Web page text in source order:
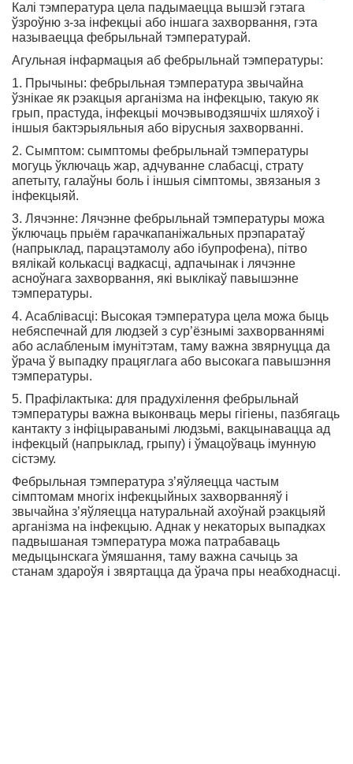
Калі тэмпература цела падымаецца вышэй гэтага
ўзроўню з-за інфекцыі або іншага захворвання, гэта
называецца фебрыльнай тэмпературай.
Агульная інфармацыя аб фебрыльнай тэмпературы:
1. Прычыны: фебрыльная тэмпература звычайна
ўзнікае як рэакцыя арганізма на інфекцыю, такую як
грып, прастуда, інфекцыі мочэвыводзяшчіх шляхоў і
іншыя бактэрыяльныя або вірусныя захворванні.
2. Сымптом: сымптомы фебрыльнай тэмпературы
могуць ўключаць жар, адчуванне слабасці, страту
апетыту, галаўны боль і іншыя сімптомы, звязаныя з
інфекцыяй.
3. Лячэнне: Лячэнне фебрыльнай тэмпературы можа
ўключаць прыём гарачкапаніжальных прэпаратаў
(напрыклад, парацэтамолу або ібупрофена), пітво
вялікай колькасці вадкасці, адпачынак і лячэнне
асноўнага захворвання, які выклікаў павышэнне
тэмпературы.
4. Асаблівасці: Высокая тэмпература цела можа быць
небяспечнай для людзей з сур’ёзнымі захворваннямі
або аслабленым імунітэтам, таму важна звярнуцца да
ўрача ў выпадку працяглага або высокага павышэння
тэмпературы.
5. Прафілактыка: для прадухілення фебрыльнай
тэмпературы важна выконваць меры гігіены, пазбягаць
кантакту з інфіцыраванымі людзьмі, вакцынавацца ад
інфекцый (напрыклад, грыпу) і ўмацоўваць імунную
сістэму.
Фебрыльная тэмпература з’яўляецца частым
сімптомам многіх інфекцыйных захворванняў і
звычайна з’яўляецца натуральнай ахоўнай рэакцыяй
арганізма на інфекцыю. Аднак у некаторых выпадках
падвышаная тэмпература можа патрабаваць
медыцынскага ўмяшання, таму важна сачыць за
станам здароўя і звяртацца да ўрача пры неабходнасці.